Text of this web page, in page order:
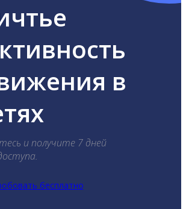
в
и получите 7 дней
бесплатно